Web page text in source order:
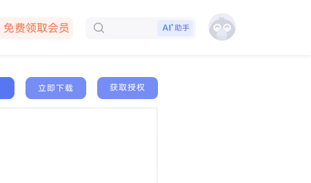
免费领取会员
助手
立即下载 获取授权